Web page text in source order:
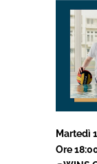
Martedì
Ore